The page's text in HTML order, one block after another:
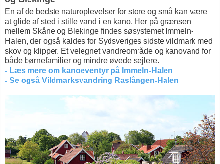
En af de bedste naturoplevelser for store og små kan være
at glide af sted i stille vand i en kano. Her på grænsen
mellem Skåne og Blekinge findes søsystemet Immeln-
Halen, der også kaldes for Sydsveriges sidste vildmark med
skov og klipper. Et velegnet vandreområde og kanovand for
både børnefamilier og mindre øvede sejlere.
- Læs mere om kanoeventyr på Immeln-Halen
- Se også Vildmarksvandring Raslången-Halen